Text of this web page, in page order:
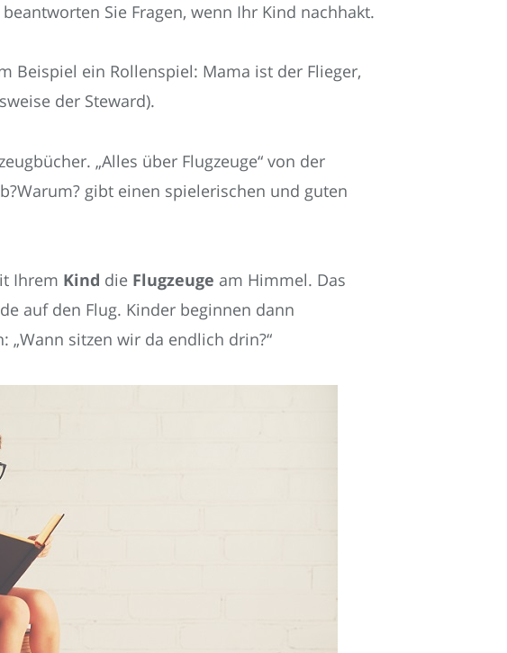
Sie Fragen, wenn Ihr Kind nachhakt.
Beispiel ein Rollenspiel: Mama ist der Flieger,
der Steward).
„Alles über Flugzeuge“ von der
gibt einen spielerischen und guten
Ihrem Kind die Flugzeuge am Himmel. Das
auf den Flug. Kinder beginnen dann
„Wann sitzen wir da endlich drin?“